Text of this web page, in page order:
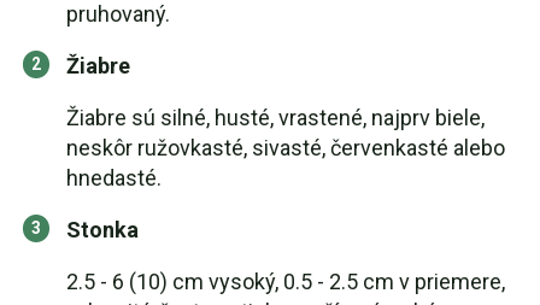
pruhovaný.
Žiabre
Žiabre sú silné, husté, vrastené, najprv biele,
neskôr ružovkasté, sivasté, červenkasté alebo
hnedasté.
Stonka
2.5 - 6 (10) cm vysoký, 0.5 - 2.5 cm v priemere,